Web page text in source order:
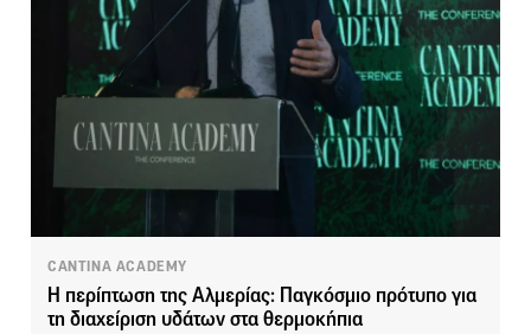
CANTINA ACADEMY
Η περίπτωση της Αλμερίας: Παγκόσμιο πρότυπο για
τη διαχείριση υδάτων στα θερμοκήπια